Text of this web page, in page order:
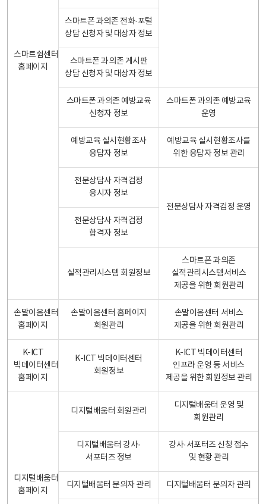
스마트쉼센터
홈페이지
스마트폰 과의존 전화·포털
상담 신청자 및 대상자 정보
스마트폰 과의존 게시판
상담 신청자 및 대상자 정보
스마트폰 과의존 예방교육
신청자 정보
스마트폰 과의존 예방교육
운영
예방교육 실시현황조사
응답자 정보
예방교육 실시현황조사를
위한 응답자 정보 관리
전문상담사 자격검정
응시자 정보
전문상담사 자격검정 운영
전문상담사 자격검정
합격자 정보
실적관리시스템 회원정보
스마트폰 과의존
실적관리시스템서비스
제공을 위한 회원관리
손말이음센터
홈페이지
손말이음센터 홈페이지
회원관리
손말이음센터 서비스
제공을 위한 회원관리
K-ICT
빅데이터센터
홈페이지
K-ICT 빅데이터센터
회원정보
K-ICT 빅데이터센터
인프라 운영 등 서비스
제공을 위한 회원정보 관리
디지털배움터
홈페이지
디지털배움터 회원관리
디지털배움터 운영 및
회원관리
디지털배움터 강사·
서포터즈 정보
강사·서포터즈 신청 접수
및 현황 관리
디지털배움터 문의자 관리 디지털배움터 문의자 관리